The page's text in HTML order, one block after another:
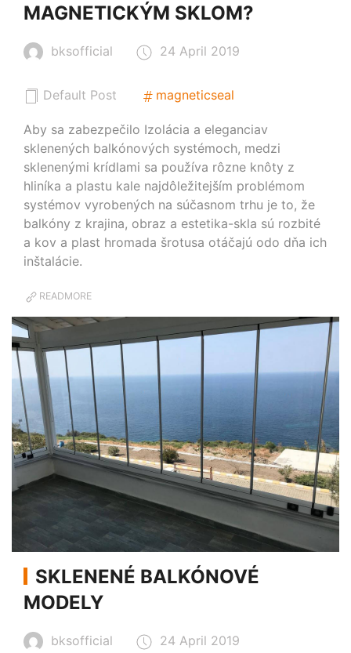
MAGNETICKÝM SKLOM?
bksofficial 24 April 2019
Default Post magneticseal
Aby sa zabezpečilo Izolácia a eleganciav
sklenených balkónových systémoch, medzi
sklenenými krídlami sa používa rôzne knôty z
hliníka a plastu kale najdôležitejším problémom
systémov vyrobených na súčasnom trhu je to, že
balkóny z krajina, obraz a estetika-skla sú rozbité
a kov a plast hromada šrotusa otáčajú odo dňa ich
inštalácie.
READMORE
SKLENENÉ BALKÓNOVÉ
MODELY
bksofficial 24 April 2019